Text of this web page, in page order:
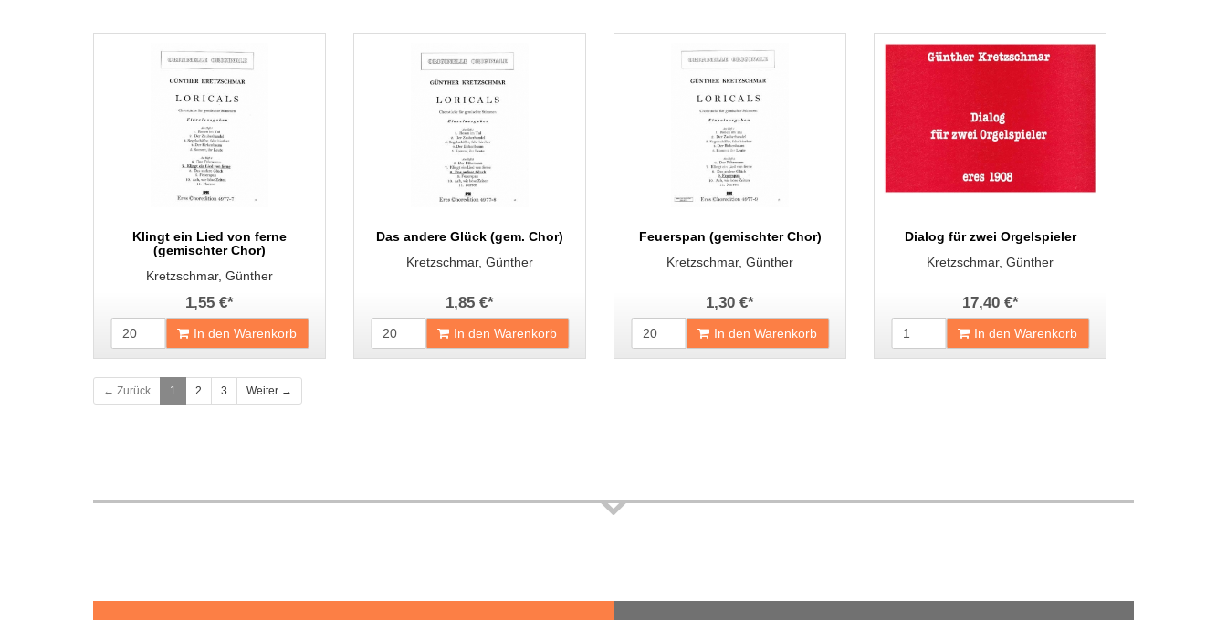
Klingt ein Lied von ferne
(gemischter Chor)
Kretzschmar, Günther
1,55 €*
In den Warenkorb
Das andere Glück (gem. Chor)
Kretzschmar, Günther
1,85 €*
In den Warenkorb
Feuerspan (gemischter Chor)
Kretzschmar, Günther
1,30 €*
In den Warenkorb
Dialog für zwei Orgelspieler
Kretzschmar, Günther
17,40 €*
In den Warenkorb
← Zurück 1 2 3 Weiter →